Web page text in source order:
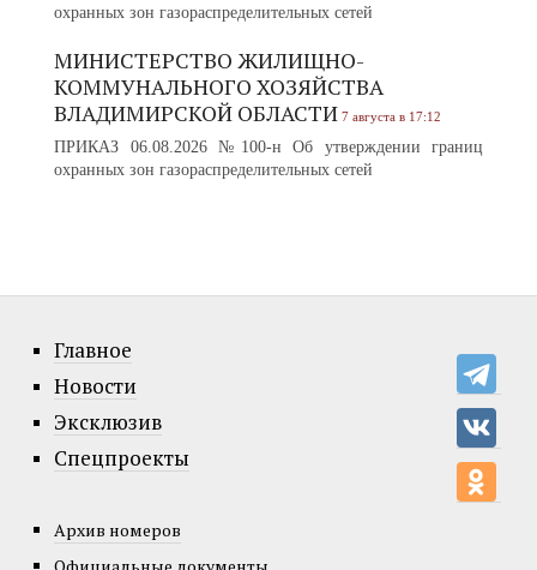
охранных зон газораспределительных сетей
МИНИСТЕРСТВО ЖИЛИЩНО-
КОММУНАЛЬНОГО ХОЗЯЙСТВА
ВЛАДИМИРСКОЙ ОБЛАСТИ 7 августа в 17:12
ПРИКАЗ 06.08.2026 №100-н Об утверждении границ
охранных зон газораспределительных сетей
Главное
Новости
Эксклюзив
Спецпроекты
Архив номеров
Официальные документы